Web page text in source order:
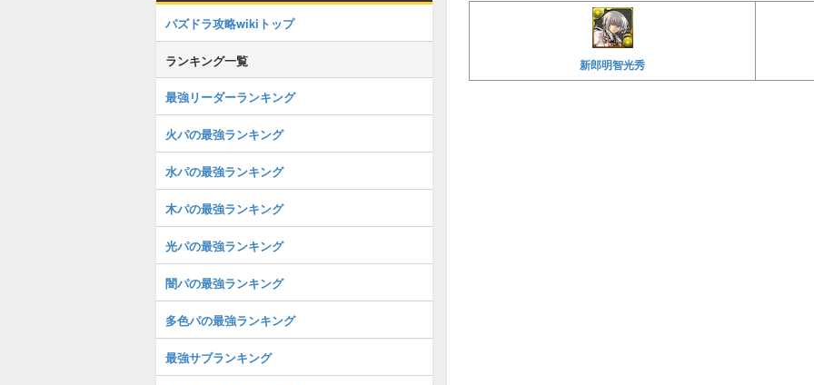
新郎明智光秀
パズドラ攻略wikiトップ
ランキング一覧
最強リーダーランキング
火パの最強ランキング
水パの最強ランキング
木パの最強ランキング
光パの最強ランキング
闇パの最強ランキング
多色パの最強ランキング
最強サブランキング